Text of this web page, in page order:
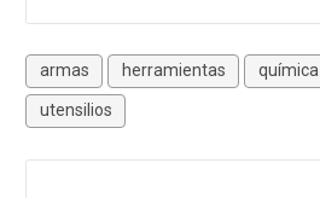
armas herramientas química
utensilios